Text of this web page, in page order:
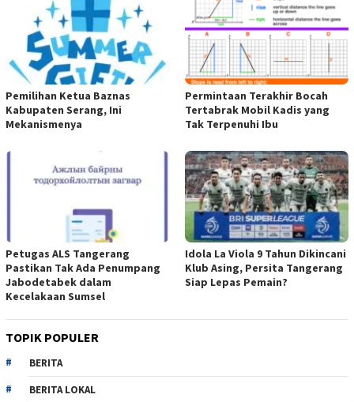
Pemilihan Ketua Baznas
Kabupaten Serang, Ini
Mekanismenya
Permintaan Terakhir Bocah
Tertabrak Mobil Kadis yang
Tak Terpenuhi Ibu
Petugas ALS Tangerang
Pastikan Tak Ada Penumpang
Jabodetabek dalam
Kecelakaan Sumsel
Idola La Viola 9 Tahun Dikincani
Klub Asing, Persita Tangerang
Siap Lepas Pemain?
TOPIK POPULER
BERITA
BERITA LOKAL